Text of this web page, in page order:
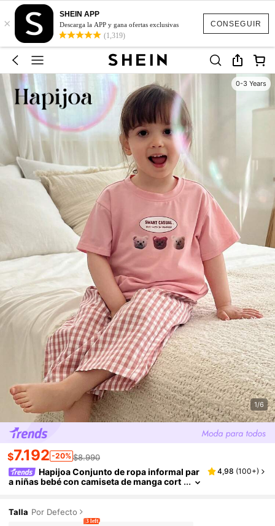
CONSEGUIR
×
SHEIN APP
Descarga la APP y gana ofertas exclusivas
(1,319)
0-3 Years
1/6
$7.192 -20% $8.990
Hapijoa Conjunto de ropa informal par
a niñas bebé con camiseta de manga cort
4,98 (100+)
Talla Por Defecto
3 left